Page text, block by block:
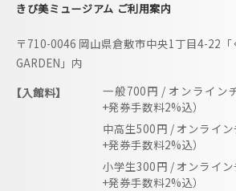
きび美ミュージアム ご利用案内
〒710-0046 岡山県倉敷市中央1丁目4-22「
GARDEN」内
【入館料】
一般700円 / オンライン
+発券手数料2%込）
中高生500円 / オンライ
+発券手数料2%込）
小学生300円 / オンライ
+発券手数料2%込）